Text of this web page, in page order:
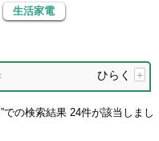
生活家電
ひらく +
”での検索結果 24件が該当しまし